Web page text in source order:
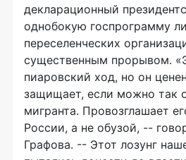
декларационный
однобокую госпрограмму
переселенческих
существенным прорывом.
пиаровский ход, но он
защищает, если можно так
мигранта. Провозглашает
России, а не обузой, --
Графова. -- Этот лозунг